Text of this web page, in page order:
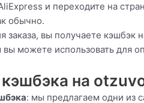
и переходите на
обычно.
заказа, вы получаете кэшбэк
можете использовать для
на
: мы предлагаем одни из